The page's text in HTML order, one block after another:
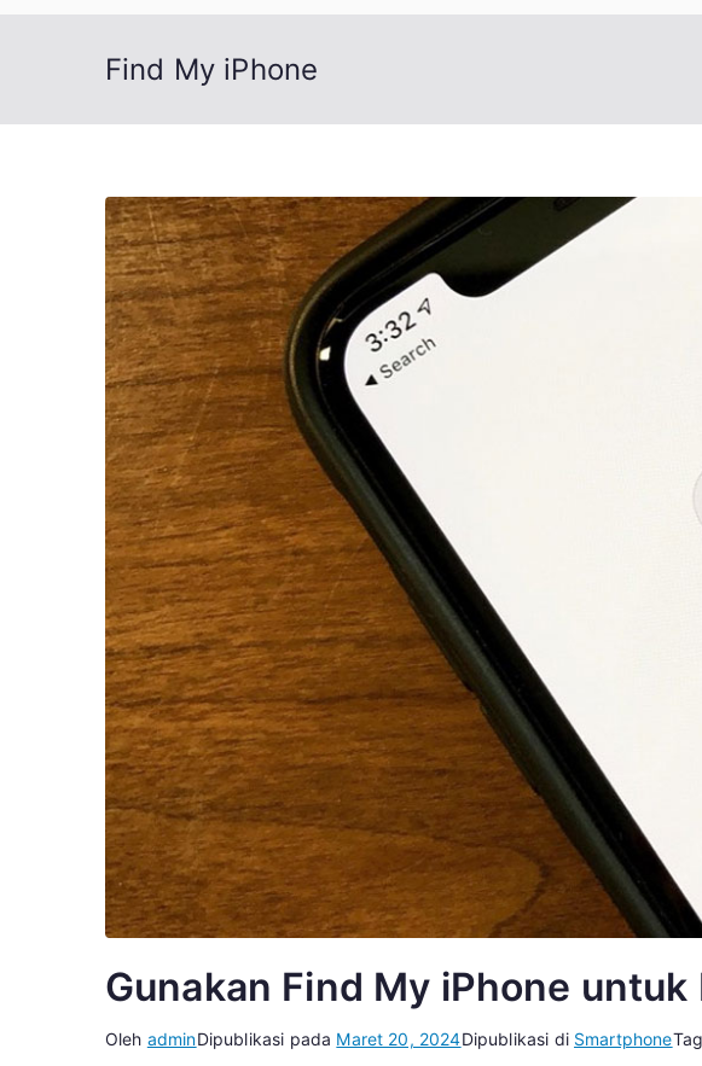
Find My iPhone
Gunakan Find My iPhone
Oleh adminDipublikasi pada Maret 20, 2024Dipublikasi di Smartphone